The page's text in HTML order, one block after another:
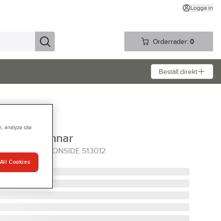
Logga in
Orderrader: 0
Beställ direkt
platta pinnar
SKAFT IRONSIDE 513012
analyze site
Cookies